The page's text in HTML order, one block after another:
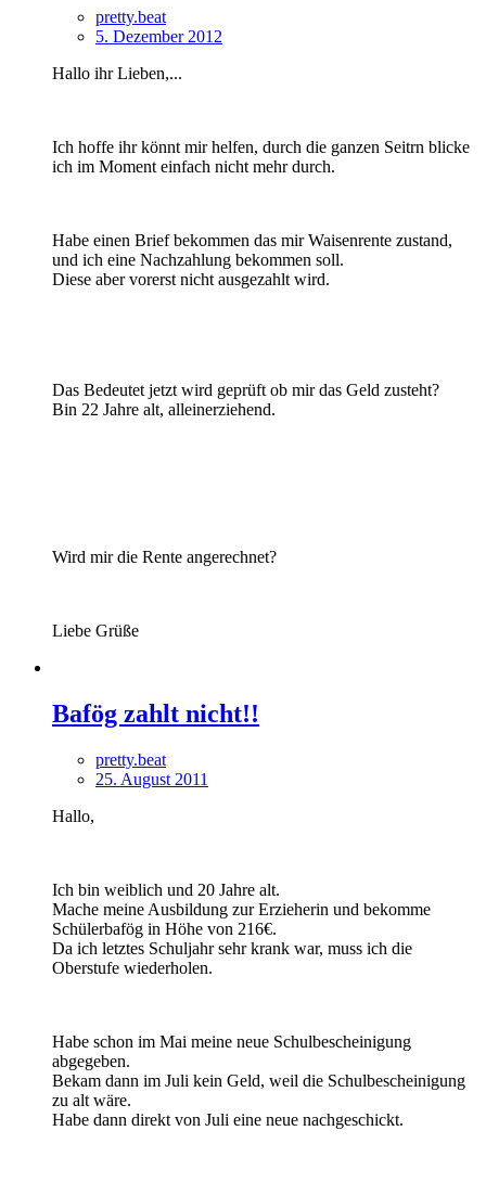
pretty.beat
5. Dezember 2012
Hallo ihr Lieben,...
Ich hoffe ihr könnt mir helfen, durch die ganzen Seitrn blicke
ich im Moment einfach nicht mehr durch.
Habe einen Brief bekommen das mir Waisenrente zustand,
und ich eine Nachzahlung bekommen soll.
Diese aber vorerst nicht ausgezahlt wird.
Das Bedeutet jetzt wird geprüft ob mir das Geld zusteht?
Bin 22 Jahre alt, alleinerziehend.
Wird mir die Rente angerechnet?
Liebe Grüße
Bafög zahlt nicht!!
pretty.beat
25. August 2011
Hallo,
Ich bin weiblich und 20 Jahre alt.
Mache meine Ausbildung zur Erzieherin und bekomme
Schülerbafög in Höhe von 216€.
Da ich letztes Schuljahr sehr krank war, muss ich die
Oberstufe wiederholen.
Habe schon im Mai meine neue Schulbescheinigung
abgegeben.
Bekam dann im Juli kein Geld, weil die Schulbescheinigung
zu alt wäre.
Habe dann direkt von Juli eine neue nachgeschickt.